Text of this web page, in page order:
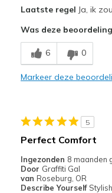
Comfortable
Stylish
Going Out
Travel
Laatste regel Ja, ik
Was deze
6 0
Markeer deze
5
Perfect Comfort
Ingezonden 8 maanden
Door Graffiti Gal
van Roseburg, OR
Describe Yourself Stylish